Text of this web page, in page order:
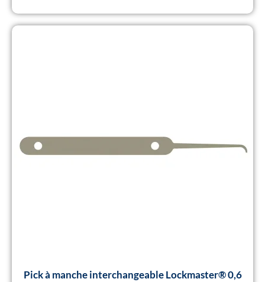
Pick à manche interchangeable Lockmaster® 0,6